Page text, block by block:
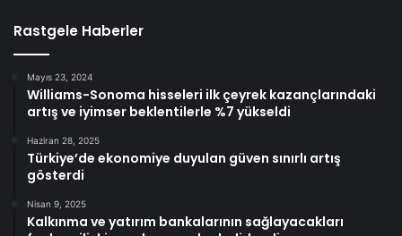
Rastgele Haberler
Mayıs 23, 2024
Williams-Sonoma hisseleri ilk çeyrek kazançlarındaki
artış ve iyimser beklentilerle %7 yükseldi
Haziran 28, 2025
Türkiye’de ekonomiye duyulan güven sınırlı artış
gösterdi
Nisan 9, 2025
Kalkınma ve yatırım bankalarının sağlayacakları